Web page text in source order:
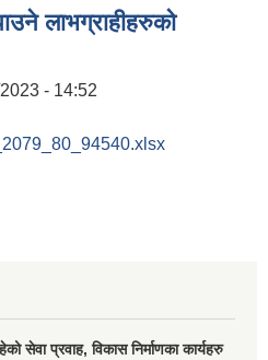
लाभग्राहीहरुको
- 14:52
सेवा प्रवाह, विकास निर्माणका कार्यहरु